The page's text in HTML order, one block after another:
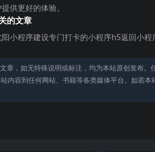
供更好的体验。
的文章
小程序建设专门打卡的小程序h5返回小
章，如无特殊说明或标注，均为本站原创发布。
内容到任何网站、书籍等各类媒体平台。如若